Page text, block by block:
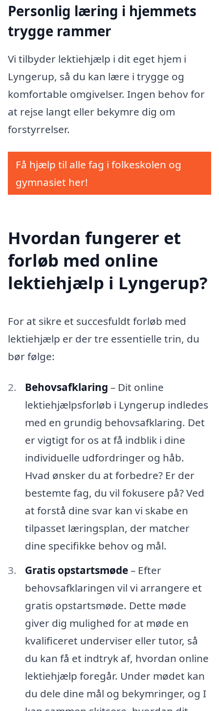
Personlig læring i hjemmets
trygge rammer
Vi tilbyder lektiehjælp i dit eget hjem i
Lyngerup, så du kan lære i trygge og
komfortable omgivelser. Ingen behov for
at rejse langt eller bekymre dig om
forstyrrelser.
Få hjælp til alle fag i folkeskolen og
gymnasiet her!
Hvordan fungerer et
forløb med online
lektiehjælp i Lyngerup?
For at sikre et succesfuldt forløb med
lektiehjælp er der tre essentielle trin, du
bør følge:
Behovsafklaring – Dit online
lektiehjælpsforløb i Lyngerup indledes
med en grundig behovsafklaring. Det
er vigtigt for os at få indblik i dine
individuelle udfordringer og håb.
Hvad ønsker du at forbedre? Er der
bestemte fag, du vil fokusere på? Ved
at forstå dine svar kan vi skabe en
tilpasset læringsplan, der matcher
dine specifikke behov og mål.
Gratis opstartsmøde– Efter
behovsafklaringen vil vi arrangere et
gratis opstartsmøde. Dette møde
giver dig mulighed for at møde en
kvalificeret underviser eller tutor, så
du kan få et indtryk af, hvordan online
lektiehjælp foregår. Under mødet kan
du dele dine mål og bekymringer, og I